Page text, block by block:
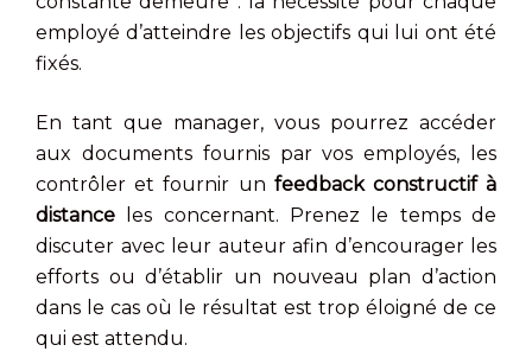
employé d’atteindre les objectifs qui lui ont été
fixés.
En tant que manager, vous pourrez accéder
aux documents fournis par vos employés, les
contrôler et fournir un feedback constructif à
distance les concernant. Prenez le temps de
discuter avec leur auteur afin d’encourager les
efforts ou d’établir un nouveau plan d’action
dans le cas où le résultat est trop éloigné de ce
qui est attendu.